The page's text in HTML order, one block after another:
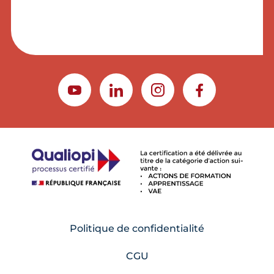
YOUTUBELINKEDININSTAGRAMFACEBOOK
Politique de confidentialité
CGU